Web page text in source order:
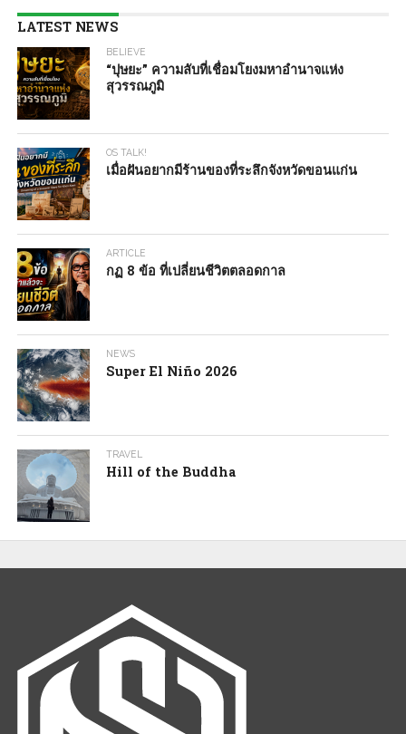
LATEST NEWS
BELIEVE
“ปุษยะ” ความลับที่เชื่อมโยงมหาอำนาจแห่ง
สุวรรณภูมิ
OS TALK!
เมื่อฝันอยากมีร้านของที่ระลึกจังหวัดขอนแก่น
ARTICLE
กฏ 8 ข้อ ที่เปลี่ยนชีวิตตลอดกาล
NEWS
Super El Niño 2026
TRAVEL
Hill of the Buddha